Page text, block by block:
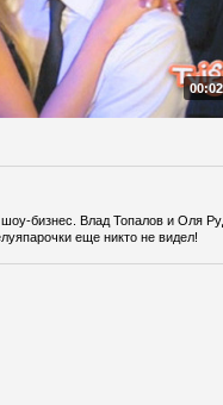
бизнес. Влад Топалов и Оля
еще никто не видел!